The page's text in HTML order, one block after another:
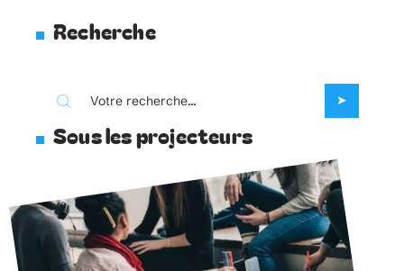
Recherche
Sous les projecteurs